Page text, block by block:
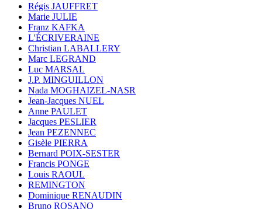
Régis JAUFFRET
Marie JULIE
Franz KAFKA
L'ÉCRIVERAINE
Christian LABALLERY
Marc LEGRAND
Luc MARSAL
J.P. MINGUILLON
Nada MOGHAIZEL-NASR
Jean-Jacques NUEL
Anne PAULET
Jacques PESLIER
Jean PEZENNEC
Gisèle PIERRA
Bernard POIX-SESTER
Francis PONGE
Louis RAOUL
REMINGTON
Dominique RENAUDIN
Bruno ROSANO